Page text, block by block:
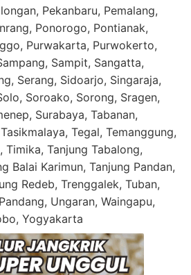
Pekanbaru, Pemalang,
Ponorogo, Pontianak,
Purwakarta, Purwokerto,
Sampit, Sangatta,
Serang, Sidoarjo, Singaraja,
Soroako, Sorong, Sragen,
Surabaya, Tabanan,
Tegal, Temanggung,
Timika, Tanjung Tabalong,
Balai Karimun, Tanjung Pandan,
Redeb, Trenggalek, Tuban,
Ungaran, Waingapu,
Yogyakarta